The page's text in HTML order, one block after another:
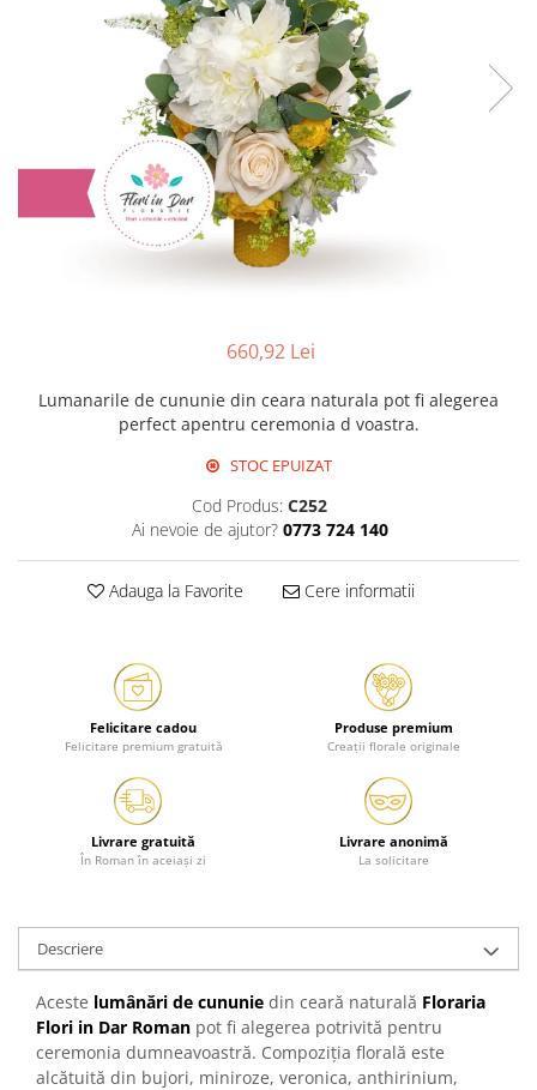
660,92 Lei
Lumanarile de cununie din ceara naturala pot fi alegerea
perfect apentru ceremonia d voastra.
STOC EPUIZAT
Cod Produs: C252
Ai nevoie de ajutor? 0773 724 140
Adauga la Favorite Cere informatii
Felicitare cadou
Felicitare premium gratuită
Produse premium
Creații florale originale
Livrare gratuită
În Roman în aceiași zi
Livrare anonimă
La solicitare
Descriere
Aceste lumânări de cununie din ceară naturală Floraria
Flori in Dar Roman pot fi alegerea potrivită pentru
ceremonia dumneavoastră. Compoziția florală este
alcătuită din bujori, miniroze, veronica, anthirinium,